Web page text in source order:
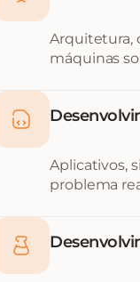
Arquitetura,
máquinas
Aplicativos,
problema